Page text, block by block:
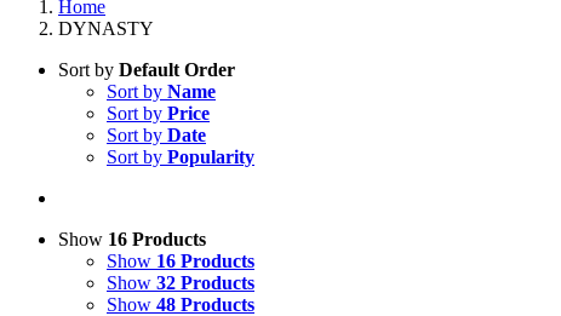
Home
DYNASTY
Sort by Default Order
Sort by Name
Sort by Price
Sort by Date
Sort by Popularity
Show 16 Products
Show 16 Products
Show 32 Products
Show 48 Products